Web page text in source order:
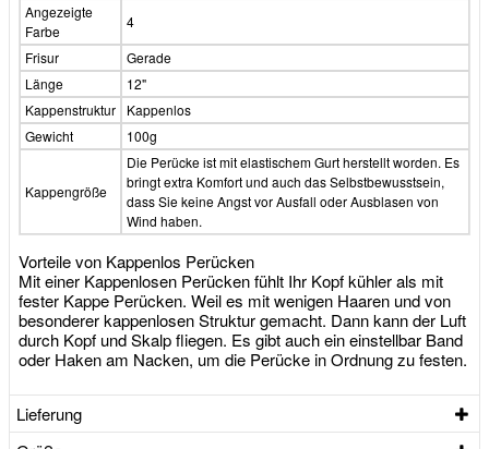
Angezeigte
Farbe
4
Frisur
Gerade
Länge
12"
Kappenstruktur
Kappenlos
Gewicht
100g
Kappengröße
Die Perücke ist mit elastischem Gurt herstellt worden. Es
bringt extra Komfort und auch das Selbstbewusstsein,
dass Sie keine Angst vor Ausfall oder Ausblasen von
Wind haben.
Vorteile von Kappenlos Perücken
Mit einer Kappenlosen Perücken fühlt Ihr Kopf kühler als mit
fester Kappe Perücken. Weil es mit wenigen Haaren und von
besonderer kappenlosen Struktur gemacht. Dann kann der Luft
durch Kopf und Skalp fliegen. Es gibt auch ein einstellbar Band
oder Haken am Nacken, um die Perücke in Ordnung zu festen.
Lieferung